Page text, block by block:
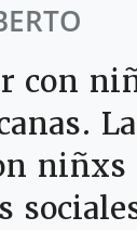
con
niñxs